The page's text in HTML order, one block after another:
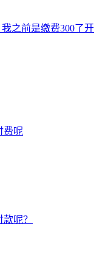
之前是缴费300了开
费呢
呢？